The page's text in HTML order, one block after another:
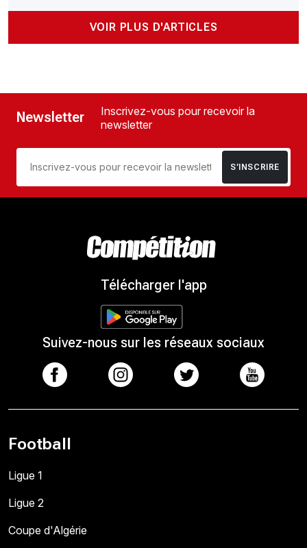
VOIR PLUS D'ARTICLES
Newsletter
Inscrivez-vous pour recevoir la
newsletter
S’INSCRIRE
Télécharger l'app
Suivez-nous sur les réseaux sociaux
Football
Ligue 1
Ligue 2
Coupe d'Algérie